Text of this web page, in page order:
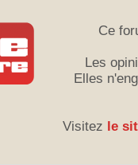
Ce
Les
Elles
Visitez le